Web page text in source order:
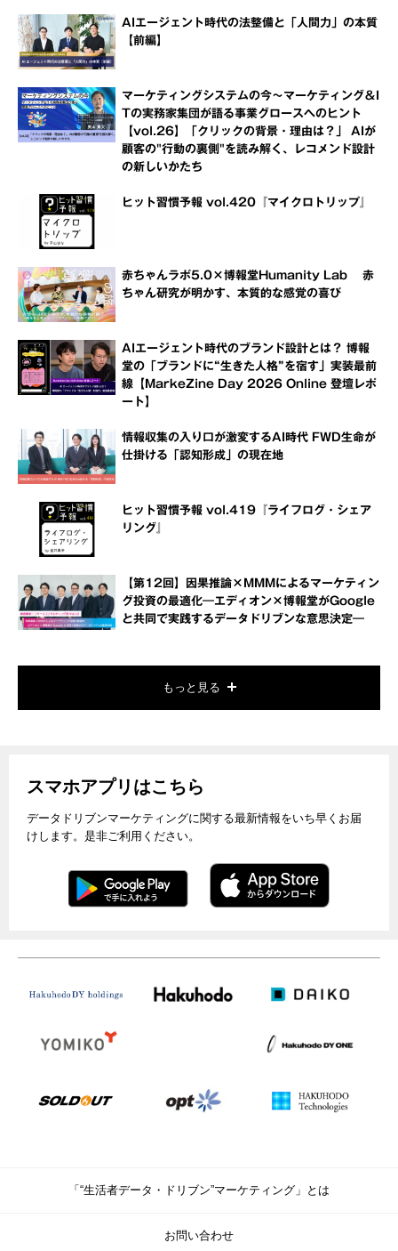
AIエージェント時代の法整備と「人間力」の本質
【前編】
マーケティングシステムの今～マーケティング＆I
Tの実務家集団が語る事業グロースへのヒント
【vol.26】「クリックの背景・理由は？」 AIが
顧客の"行動の裏側"を読み解く、レコメンド設計
の新しいかたち
ヒット習慣予報 vol.420『マイクロトリップ』
赤ちゃんラボ5.0×博報堂Humanity Lab 赤
ちゃん研究が明かす、本質的な感覚の喜び
AIエージェント時代のブランド設計とは？ 博報
堂の「ブランドに“生きた人格”を宿す」実装最前
線【MarkeZine Day 2026 Online 登壇レポ
ート】
情報収集の入り口が激変するAI時代 FWD生命が
仕掛ける「認知形成」の現在地
ヒット習慣予報 vol.419『ライフログ・シェア
リング』
【第12回】因果推論×MMMによるマーケティン
グ投資の最適化―エディオン×博報堂がGoogle
と共同で実践するデータドリブンな意思決定―
もっと見る
スマホアプリはこちら
データドリブンマーケティングに関する最新情報をいち早くお届
けします。是非ご利用ください。
「“生活者データ・ドリブン”マーケティング」とは
お問い合わせ